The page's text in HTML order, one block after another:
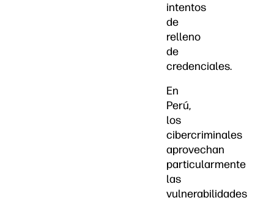
intentos
de
relleno
de
credenciales.
En
Perú,
los
cibercriminales
aprovechan
particularmente
las
vulnerabilidades